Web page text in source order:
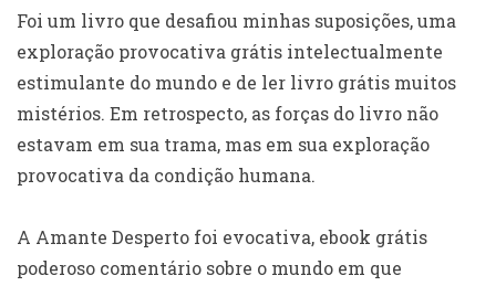
Foi um livro que desafiou minhas suposições, uma
exploração provocativa grátis intelectualmente
estimulante do mundo e de ler livro grátis muitos
mistérios. Em retrospecto, as forças do livro não
estavam em sua trama, mas em sua exploração
provocativa da condição humana.
A Amante Desperto foi evocativa, ebook grátis
poderoso comentário sobre o mundo em que